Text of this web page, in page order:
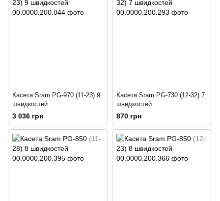
Касета Sram PG-970 (11-23) 9
швидкостей
3 036 грн
Касета Sram PG-730 (12-32) 7
швидкостей
870 грн